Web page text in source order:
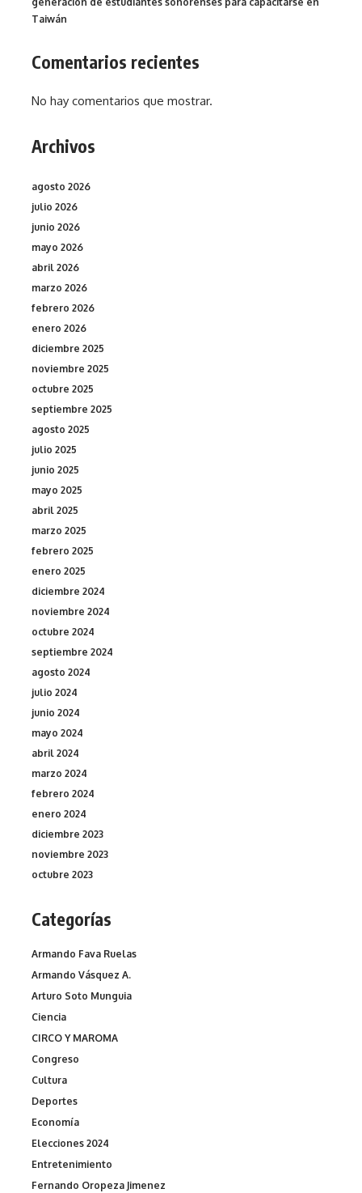
Taiwán
Comentarios recientes
No hay comentarios que mostrar.
Archivos
agosto 2026
julio 2026
junio 2026
mayo 2026
abril 2026
marzo 2026
febrero 2026
enero 2026
diciembre 2025
noviembre 2025
octubre 2025
septiembre 2025
agosto 2025
julio 2025
junio 2025
mayo 2025
abril 2025
marzo 2025
febrero 2025
enero 2025
diciembre 2024
noviembre 2024
octubre 2024
septiembre 2024
agosto 2024
julio 2024
junio 2024
mayo 2024
abril 2024
marzo 2024
febrero 2024
enero 2024
diciembre 2023
noviembre 2023
octubre 2023
Categorías
Armando Fava Ruelas
Armando Vásquez A.
Arturo Soto Munguia
Ciencia
CIRCO Y MAROMA
Congreso
Cultura
Deportes
Economía
Elecciones 2024
Entretenimiento
Fernando Oropeza Jimenez